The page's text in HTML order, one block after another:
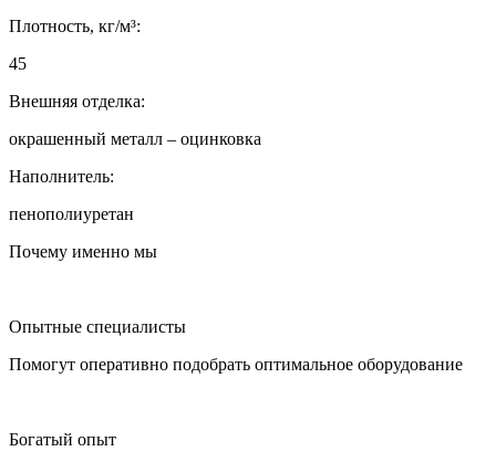
Плотность, кг/м³:
45
Внешняя отделка:
окрашенный металл – оцинковка
Наполнитель:
пенополиуретан
Почему именно мы
Опытные специалисты
Помогут оперативно подобрать оптимальное оборудование
Богатый опыт